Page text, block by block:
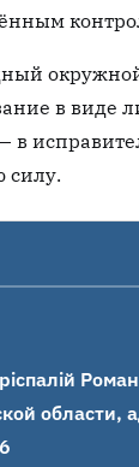
в виде
в
силу.
области,